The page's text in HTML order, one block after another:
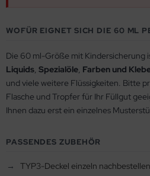
WOFÜR EIGNET SICH DIE 60 ML
Die 60 ml-Größe mit Kindersicherung
Liquids, Spezialöle, Farben und
und viele weitere Flüssigkeiten. Bitte
Flasche und Tropfer für Ihr Füllgut
Ihnen dazu erst ein einzelnes
PASSENDES ZUBEHÖR
TYP3-Deckel einzeln nachbestellen